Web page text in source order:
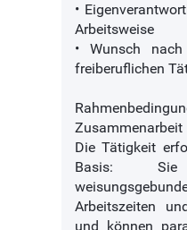
•
Arbeitsweise
• Wunsch
freiberuflichen
Zusammenarbeit
Die Tätigkeit
Basis:
Arbeitszeiten
und können